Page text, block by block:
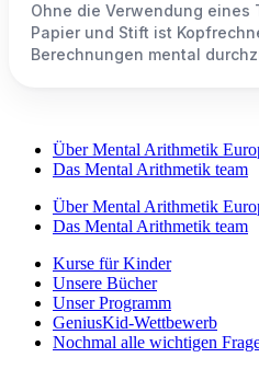
Ohne die Verwendung eines
Papier und Stift ist
Berechnungen mental
Über Mental Arithmetik
Das Mental Arithmetik team
Über Mental Arithmetik
Das Mental Arithmetik team
Kurse für Kinder
Unsere Bücher
Unser Programm
GeniusKid-Wettbewerb
Nochmal alle wichtigen